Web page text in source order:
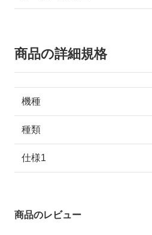
商品の詳細規格
機種
種類
仕様1
商品のレビュー